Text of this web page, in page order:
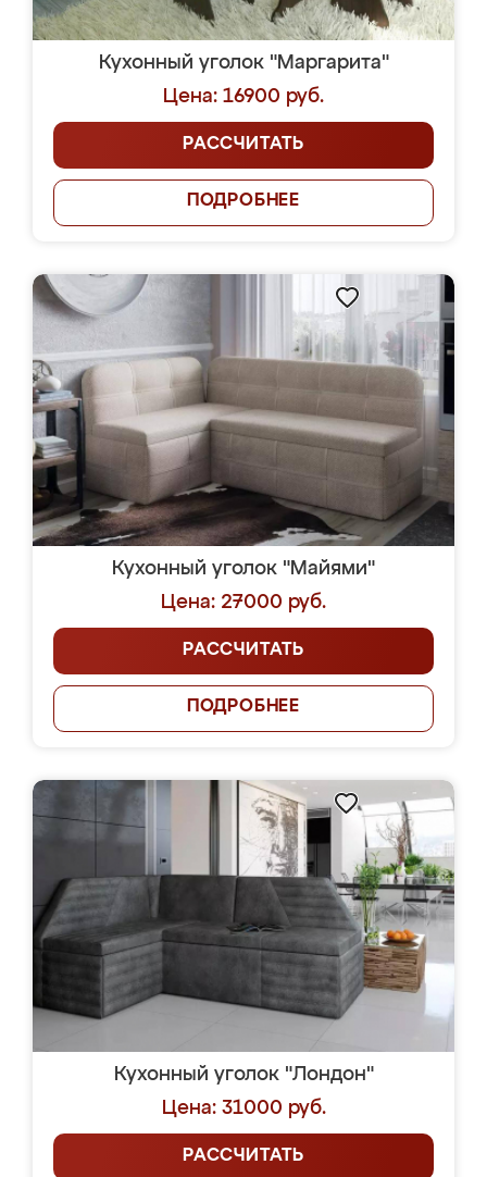
Кухонный уголок "Маргарита"
Цена: 16900 руб.
РАССЧИТАТЬ
ПОДРОБНЕЕ
Кухонный уголок "Майями"
Цена: 27000 руб.
РАССЧИТАТЬ
ПОДРОБНЕЕ
Кухонный уголок "Лондон"
Цена: 31000 руб.
РАССЧИТАТЬ